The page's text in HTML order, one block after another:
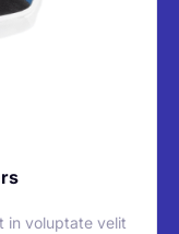
in voluptate velit